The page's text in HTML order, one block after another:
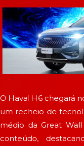
O Haval H6 chegará
um recheio de
médio da Great
conteúdo,